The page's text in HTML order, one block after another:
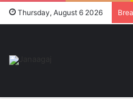
Thursday, August 6 2026